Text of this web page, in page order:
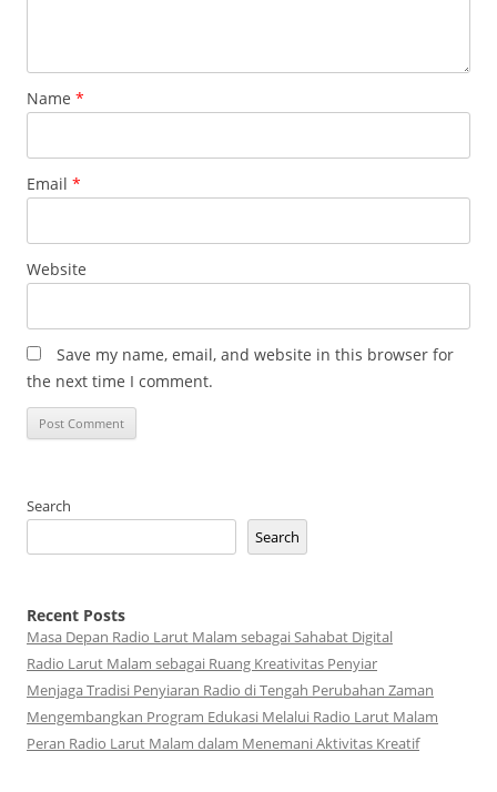
Name *
Email *
Website
Save my name, email, and website in this browser for
the next time I comment.
Search
Search
Recent Posts
Masa Depan Radio Larut Malam sebagai Sahabat Digital
Radio Larut Malam sebagai Ruang Kreativitas Penyiar
Menjaga Tradisi Penyiaran Radio di Tengah Perubahan Zaman
Mengembangkan Program Edukasi Melalui Radio Larut Malam
Peran Radio Larut Malam dalam Menemani Aktivitas Kreatif